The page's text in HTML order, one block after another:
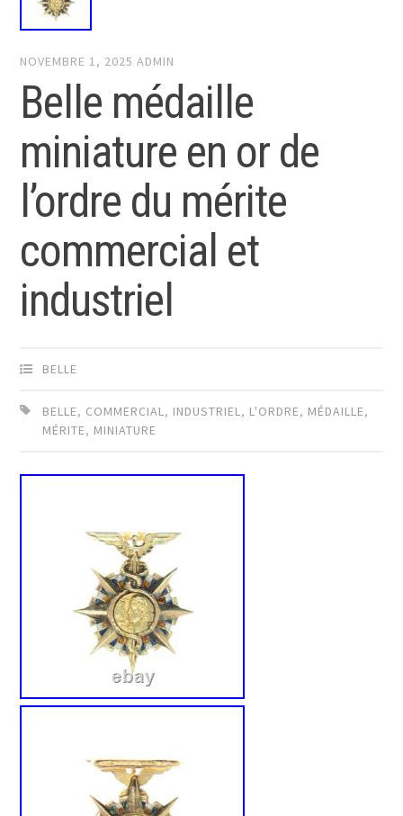
NOVEMBRE 1, 2025 ADMIN
Belle médaille
miniature en or de
l’ordre du mérite
commercial et
industriel
BELLE
BELLE, COMMERCIAL, INDUSTRIEL, L'ORDRE, MÉDAILLE,
MÉRITE, MINIATURE